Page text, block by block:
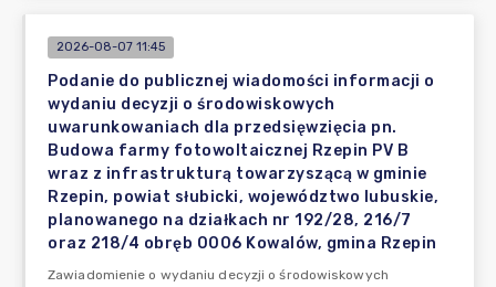
2026-08-07 11:45
Podanie do publicznej wiadomości informacji o
wydaniu decyzji o środowiskowych
uwarunkowaniach dla przedsięwzięcia pn.
Budowa farmy fotowoltaicznej Rzepin PV B
wraz z infrastrukturą towarzyszącą w gminie
Rzepin, powiat słubicki, województwo lubuskie,
planowanego na działkach nr 192/28, 216/7
oraz 218/4 obręb 0006 Kowalów, gmina Rzepin
Zawiadomienie o wydaniu decyzji o środowiskowych